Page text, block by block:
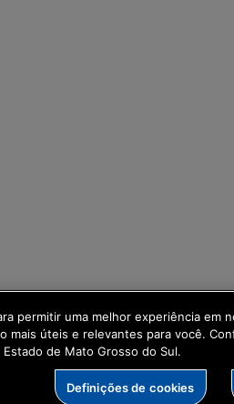
permitir uma melhor experiência em
mais úteis e relevantes para você.
Estado de Mato Grosso do Sul.
Definições de cookies